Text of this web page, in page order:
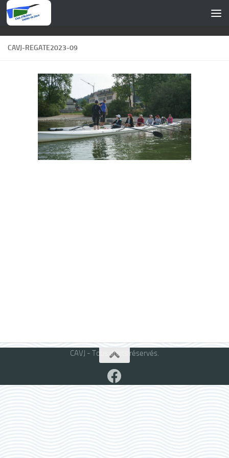
Skip to content
CAVJ-REGATE2023-09
CAVJ - Tous droits réservés.